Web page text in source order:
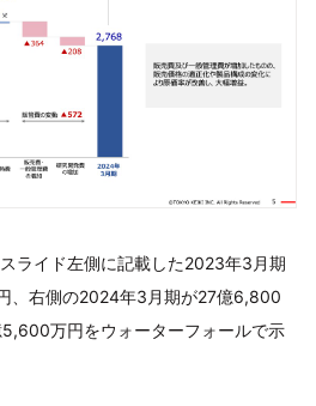
ライド左側に記載した2023年3月期
、右側の2024年3月期が27億6,800
万円をウォーターフォールで示